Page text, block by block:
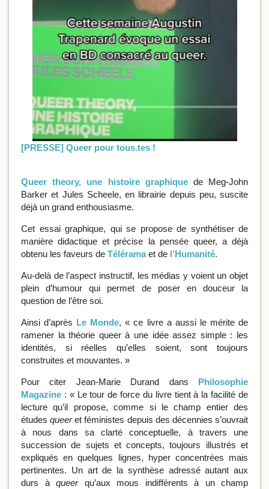
[PRESSE] Queer pour tous.tes !
Queer theory, une histoire graphiquede Meg-John
Barker et Jules Scheele, en librairie depuis peu, suscite
déjà un grand enthousiasme.
Cet essai graphique, qui se propose de synthétiser de
manière didactique et précise la pensée queer, a déjà
obtenu les faveurs de Téléramaet de l’Humanité.
Au-delà de l’aspect instructif, les médias y voient un objet
plein d’humour qui permet de poser en douceur la
question de l’être soi.
Ainsi d’après Le Monde, « ce livre a aussi le mérite de
ramener la théorie queer à une idée assez simple : les
identités, si réelles qu’elles soient, sont toujours
construites et mouvantes. »
Pour citer Jean-Marie Durand dans Philosophie
Magazine : « Le tour de force du livre tient à la facilité de
lecture qu’il propose, comme si le champ entier des
étudesqueeret féministes depuis des décennies s’ouvrait
à nous dans sa clarté conceptuelle, à travers une
succession de sujets et concepts, toujours illustrés et
expliqués en quelques lignes, hyper concentrées mais
pertinentes. Un art de la synthèse adressé autant aux
durs à queer qu’aux mous indifférents à un champ